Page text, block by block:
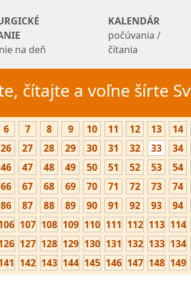
na deň
KALENDÁR
počúvania /
čítania
čítajte a voľne šírte
6 7 8 9 10 11 12 13 14
26 27 28 29 30 31 32 33 34
46 47 48 49 50 51 52 53 54
66 67 68 69 70 71 72 73 74
86 87 88 89 90 91 92 93 94
107 108 109 110 111 112 113 114
127 128 129 130 131 132 133 134
142 143 144 145 146 147 148 149